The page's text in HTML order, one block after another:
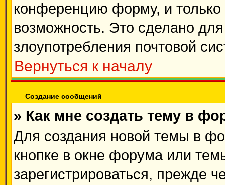
конференцию форму, и
возможность. Это сделано
злоупотребления почтовой
Вернуться к началу
Создание сообщений
» Как мне создать тему в
Для создания новой темы в
кнопке в окне форума или
зарегистрироваться, прежде